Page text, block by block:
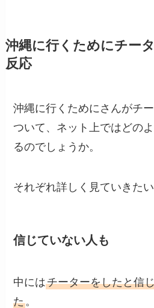
沖縄に行くためにチー
反応
沖縄に行くためにさんがチ
ついて、ネット上ではどの
るのでしょうか。
それぞれ詳しく見ていきた
信じていない人も
中にはチーターをしたと信
た。